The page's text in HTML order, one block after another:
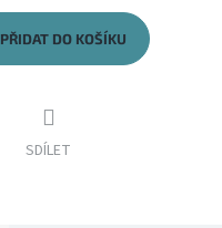
PŘIDAT DO KOŠÍKU
SDÍLET